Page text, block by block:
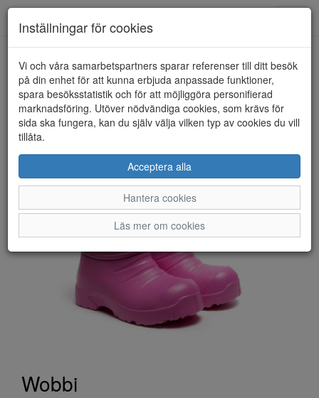
HEM WOBBI
Wobbi
Inställningar för cookies
Vi och våra samarbetspartners sparar referenser till ditt besök
på din enhet för att kunna erbjuda anpassade funktioner,
spara besöksstatistik och för att möjliggöra personifierad
marknadsföring. Utöver nödvändiga cookies, som krävs för
sida ska fungera, kan du själv välja vilken typ av cookies du vill
tillåta.
Acceptera alla
Hantera cookies
Läs mer om cookies